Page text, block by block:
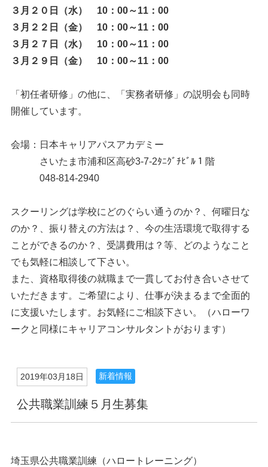
３月２０日（水） 10：00～11：00
３月２２日（金） 10：00～11：00
３月２７日（水） 10：00～11：00
３月２９日（金） 10：00～11：00
「初任者研修」の他に、「実務者研修」の説明会も同時
開催しています。
会場：日本キャリアパスアカデミー
さいたま市浦和区高砂3-7-2ﾀﾆｸﾞﾁﾋﾞﾙ１階
048-814-2940
スクーリングは学校にどのぐらい通うのか？、何曜日な
のか？、振り替えの方法は？、今の生活環境で取得する
ことができるのか？、受講費用は？等、どのようなこと
でも気軽に相談して下さい。
また、資格取得後の就職まで一貫してお付き合いさせて
いただきます。ご希望により、仕事が決まるまで全面的
に支援いたします。お気軽にご相談下さい。（ハローワ
ークと同様にキャリアコンサルタントがおります）
2019年03月18日 新着情報
公共職業訓練５月生募集
埼玉県公共職業訓練（ハロートレーニング）